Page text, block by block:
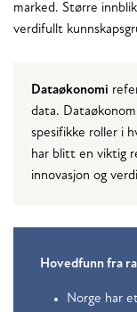
marked. Større
verdifullt
Dataøkonomi
data.
spesifikke roller i
har blitt en viktig
innovasjon og
Hovedfunn fra
Norge har